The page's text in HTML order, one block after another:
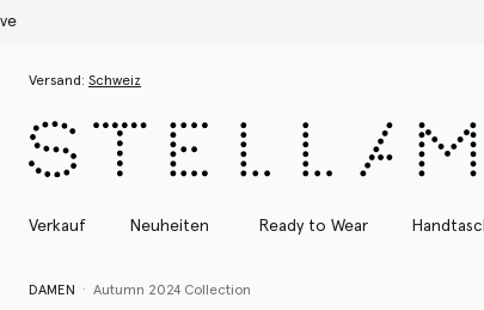
Versand: Schweiz
Verkauf Neuheiten Ready to Wear
DAMEN Autumn 2024 Collection